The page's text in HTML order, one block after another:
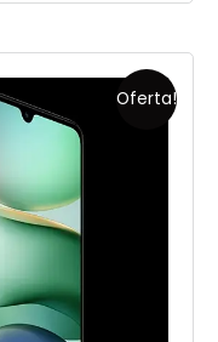
Oferta!